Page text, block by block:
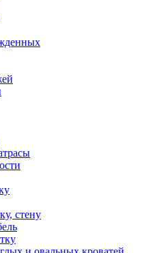
стену